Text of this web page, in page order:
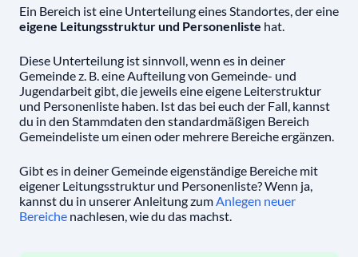
Ein Bereich ist eine Unterteilung eines Standortes, der eine
eigene Leitungsstruktur und Personenliste hat.
Diese Unterteilung ist sinnvoll, wenn es in deiner
Gemeinde z. B. eine Aufteilung von Gemeinde- und
Jugendarbeit gibt, die jeweils eine eigene Leiterstruktur
und Personenliste haben. Ist das bei euch der Fall, kannst
du in den Stammdaten den standardmäßigen Bereich
Gemeindeliste um einen oder mehrere Bereiche ergänzen.
Gibt es in deiner Gemeinde eigenständige Bereiche mit
eigener Leitungsstruktur und Personenliste? Wenn ja,
kannst du in unserer Anleitung zumAnlegen neuer
Bereiche nachlesen, wie du das machst.